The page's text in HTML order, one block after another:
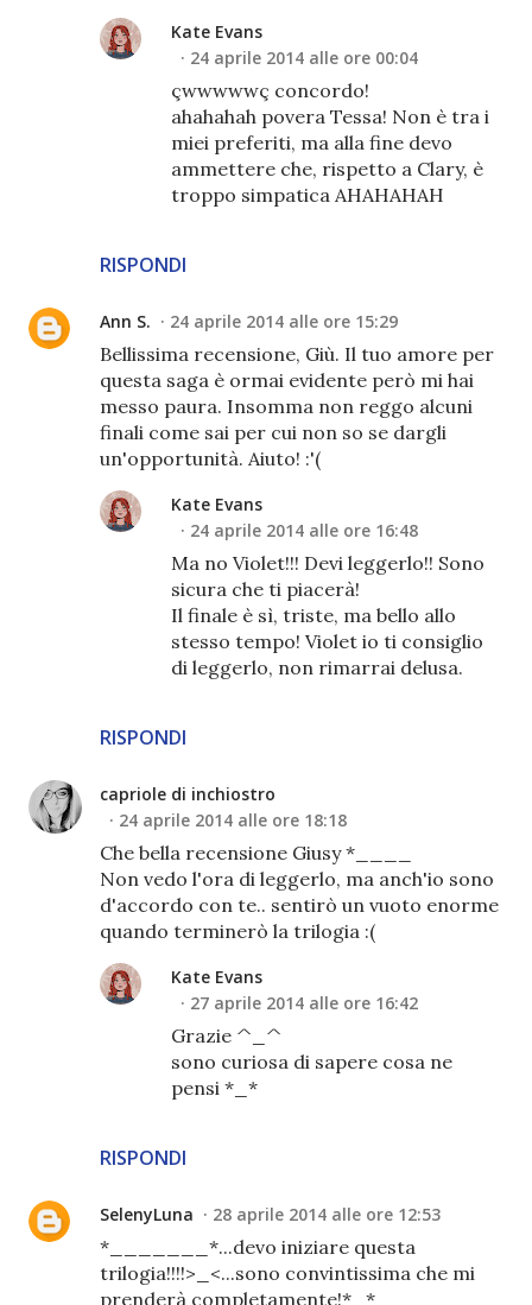
RISPONDI
Kate Evans
24 aprile 2014 alle ore 00:04
çwwwwwç concordo!
ahahahah povera Tessa! Non è tra i
miei preferiti, ma alla fine devo
ammettere che, rispetto a Clary, è
troppo simpatica AHAHAHAH
Ann S. 24 aprile 2014 alle ore 15:29
Bellissima recensione, Giù. Il tuo amore per
questa saga è ormai evidente però mi hai
messo paura. Insomma non reggo alcuni
finali come sai per cui non so se dargli
un'opportunità. Aiuto! :'(
RISPONDI
Kate Evans
24 aprile 2014 alle ore 16:48
Ma no Violet!!! Devi leggerlo!! Sono
sicura che ti piacerà!
Il finale è sì, triste, ma bello allo
stesso tempo! Violet io ti consiglio
di leggerlo, non rimarrai delusa.
capriole di inchiostro
24 aprile 2014 alle ore 18:18
Che bella recensione Giusy *____
Non vedo l'ora di leggerlo, ma anch'io sono
d'accordo con te.. sentirò un vuoto enorme
quando terminerò la trilogia :(
RISPONDI
Kate Evans
27 aprile 2014 alle ore 16:42
Grazie ^_^
sono curiosa di sapere cosa ne
pensi *_*
SelenyLuna 28 aprile 2014 alle ore 12:53
*_______*...devo iniziare questa
trilogia!!!!>_<...sono convintissima che mi
prenderà completamente!*_*